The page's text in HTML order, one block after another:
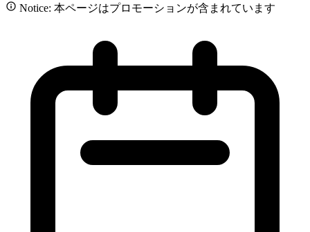
Notice: 本ページはプロモーションが含まれています